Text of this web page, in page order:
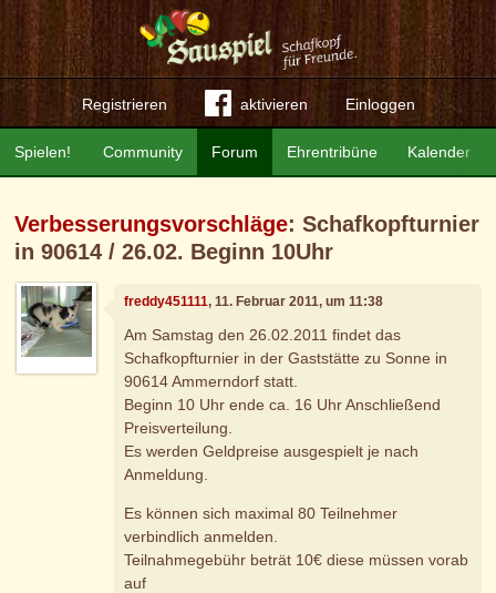
Registrieren aktivieren Einloggen
Community Forum Ehrentribüne Kalender
Spielen!
Verbesserungsvorschläge: Schafkopfturnier
in 90614 / 26.02. Beginn 10Uhr
freddy451111, 11. Februar 2011, um 11:38
Am Samstag den 26.02.2011 findet das
Schafkopfturnier in der Gaststätte zu Sonne in
90614 Ammerndorf statt.
Beginn 10 Uhr ende ca. 16 Uhr Anschließend
Preisverteilung.
Es werden Geldpreise ausgespielt je nach
Anmeldung.
Es können sich maximal 80 Teilnehmer
verbindlich anmelden.
Teilnahmegebühr beträt 10€ diese müssen vorab
auf